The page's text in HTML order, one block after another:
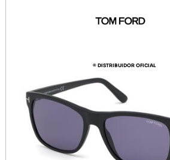
© DISTRIBUIDOR OFICIAL